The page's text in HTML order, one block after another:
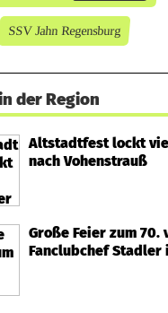
SSV Jahn Regensburg
der Region
Altstadtfest lockt
nach Vohenstrauß
Große Feier zum 70.
Fanclubchef Stadler